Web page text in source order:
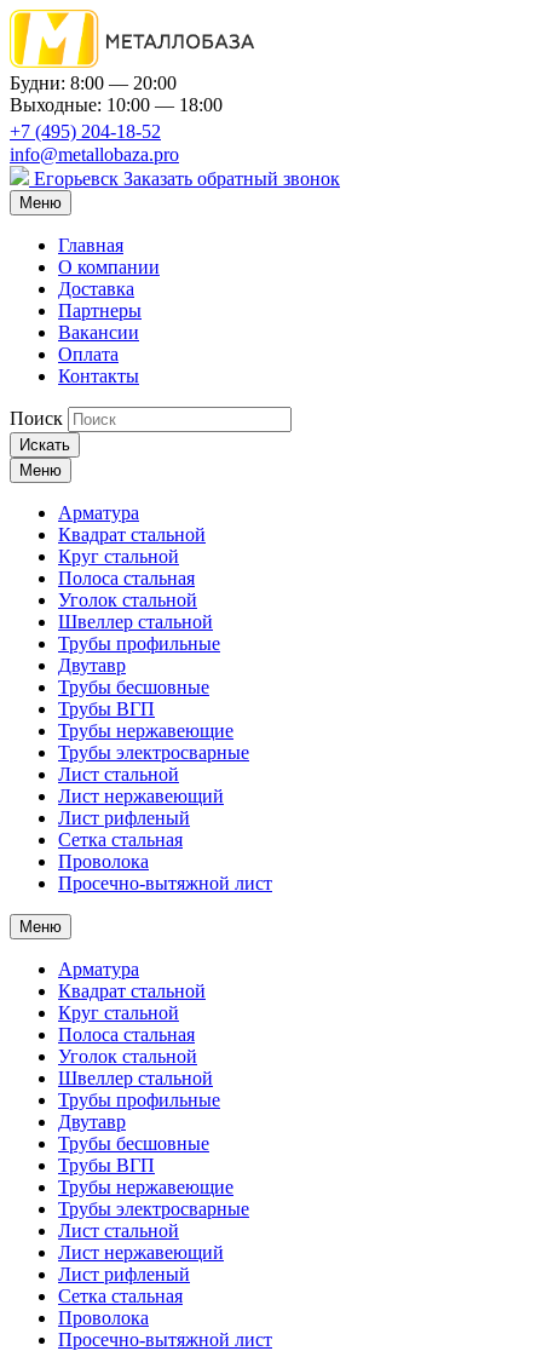
Будни: 8:00 — 20:00
Выходные: 10:00 — 18:00
+7 (495) 204-18-52
info@metallobaza.pro
Егорьевск Заказать обратный звонок
Меню
Главная
О компании
Доставка
Партнеры
Вакансии
Оплата
Контакты
Поиск
Искать
Меню
Арматура
Квадрат стальной
Круг стальной
Полоса стальная
Уголок стальной
Швеллер стальной
Трубы профильные
Двутавр
Трубы бесшовные
Трубы ВГП
Трубы нержавеющие
Трубы электросварные
Лист стальной
Лист нержавеющий
Лист рифленый
Сетка стальная
Проволока
Просечно-вытяжной лист
Меню
Арматура
Квадрат стальной
Круг стальной
Полоса стальная
Уголок стальной
Швеллер стальной
Трубы профильные
Двутавр
Трубы бесшовные
Трубы ВГП
Трубы нержавеющие
Трубы электросварные
Лист стальной
Лист нержавеющий
Лист рифленый
Сетка стальная
Проволока
Просечно-вытяжной лист